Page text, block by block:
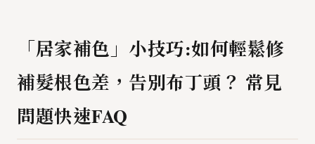
「居家補色」小技巧:如何輕鬆修
補髮根色差，告別布丁頭？ 常見
問題快速FAQ